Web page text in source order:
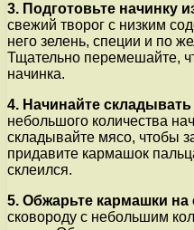
3. Подготовьте начинку
свежий творог с низким
него зелень, специи и по
Тщательно перемешайте,
начинка.
4. Начинайте
небольшого количества
складывайте мясо, чтобы
придавите кармашок
склеился.
5. Обжарьте кармашки на
сковороду с небольшим